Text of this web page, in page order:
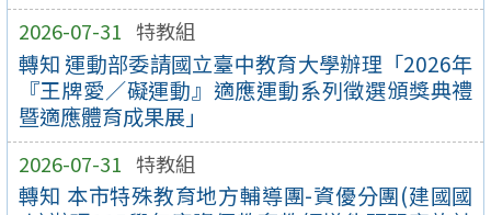
2026-07-31 特教組
轉知 運動部委請國立臺中教育大學辦理「2026年
『王牌愛／礙運動』適應運動系列徵選頒獎典禮
暨適應體育成果展」
2026-07-31 特教組
轉知 本市特殊教育地方輔導團-資優分團(建國國